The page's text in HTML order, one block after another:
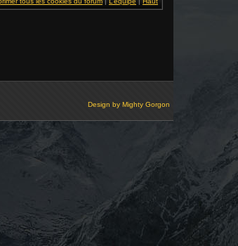
Design by Mighty Gorgon